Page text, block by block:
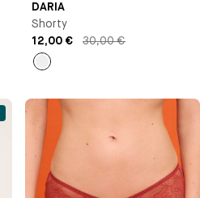
DARIA
Shorty
12,00 €
30,00 €
Rouge